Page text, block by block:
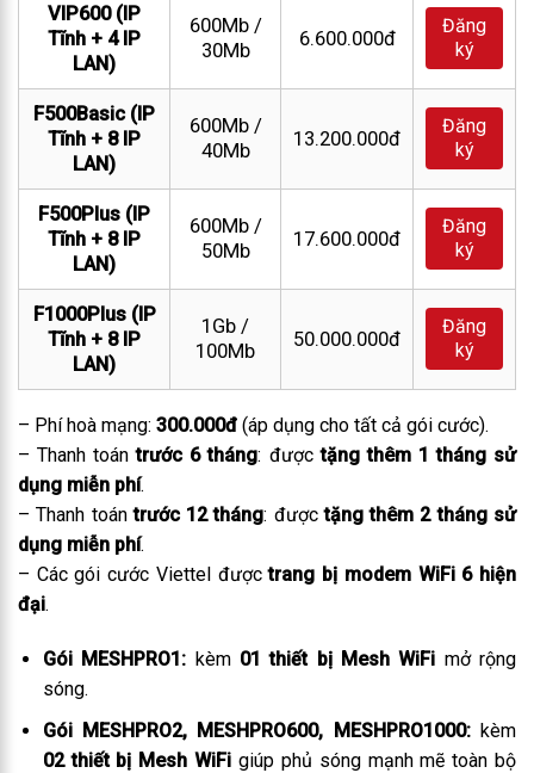
VIP600 (IP
Tĩnh + 4 IP
LAN)
600Mb /
30Mb
6.600.000đ
Đăng
ký
F500Basic (IP
Tĩnh + 8 IP
LAN)
600Mb /
40Mb
13.200.000đ
Đăng
ký
F500Plus (IP
Tĩnh + 8 IP
LAN)
600Mb /
50Mb
17.600.000đ
Đăng
ký
F1000Plus (IP
Tĩnh + 8 IP
LAN)
1Gb /
100Mb
50.000.000đ
Đăng
ký
– Phí hoà mạng: 300.000đ (áp dụng cho tất cả gói cước).
– Thanh toántrước 6 tháng: đượctặng thêm 1 tháng sử
dụng miễn phí.
– Thanh toántrước 12 tháng: đượctặng thêm 2 tháng sử
dụng miễn phí.
– Các gói cước Viettel đượctrang bị modem WiFi 6 hiện
đại.
Gói MESHPRO1: kèm 01 thiết bị Mesh WiFi mở rộng
sóng.
Gói MESHPRO2, MESHPRO600, MESHPRO1000:kèm
02 thiết bị Mesh WiFi giúp phủ sóng mạnh mẽ toàn bộ